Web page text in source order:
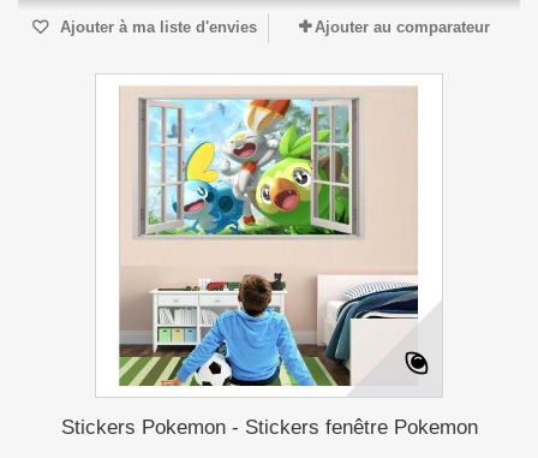
Ajouter à ma liste d'envies Ajouter au comparateur
Stickers Pokemon - Stickers fenêtre Pokemon